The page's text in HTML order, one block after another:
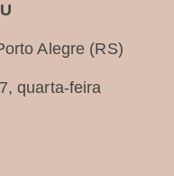
Alegre (RS)
quarta-feira